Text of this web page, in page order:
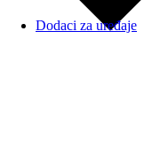
Dodaci za uređaje